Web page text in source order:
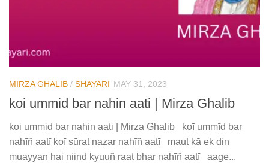
MIRZA GHALIB / SHAYARI MAY 31, 2023
koi ummid bar nahin aati | Mirza Ghalib
koi ummid bar nahin aati | Mirza Ghalib koī ummīd bar
nahīñ aatī koī sūrat nazar nahīñ aatī maut kā ek din
muayyan hai niind kyuuñ raat bhar nahīñ aatī aage...